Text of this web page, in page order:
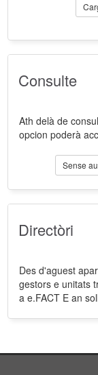
Consulte
Ath delà de
opcion poderà
Sense
Directòri
Des d'aguest
gestors e unitats
a e.FACT E an